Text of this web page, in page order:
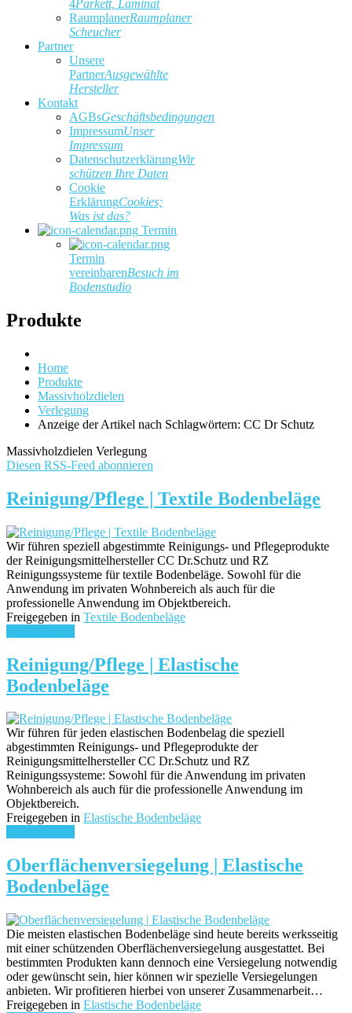
4Parkett, Laminat
RaumplanerRaumplaner
Scheucher
Partner
Unsere
PartnerAusgewählte
Hersteller
Kontakt
AGBsGeschäftsbedingungen
ImpressumUnser
Impressum
DatenschutzerklärungWir
schützen Ihre Daten
Cookie
ErklärungCookies;
Was ist das?
Termin
Termin
vereinbarenBesuch im
Bodenstudio
Produkte
Home
Produkte
Massivholzdielen
Verlegung
Anzeige der Artikel nach Schlagwörtern: CC Dr Schutz
Massivholzdielen Verlegung
Diesen RSS-Feed abonnieren
Reinigung/Pflege | Textile Bodenbeläge
Wir führen speziell abgestimmte Reinigungs- und Pflegeprodukte
der Reinigungsmittelhersteller CC Dr.Schutz und RZ
Reinigungssysteme für textile Bodenbeläge. Sowohl für die
Anwendung im privaten Wohnbereich als auch für die
professionelle Anwendung im Objektbereich.
Freigegeben in Textile Bodenbeläge
Reinigung/Pflege | Elastische
Bodenbeläge
Wir führen für jeden elastischen Bodenbelag die speziell
abgestimmten Reinigungs- und Pflegeprodukte der
Reinigungsmittelhersteller CC Dr.Schutz und RZ
Reinigungssysteme: Sowohl für die Anwendung im privaten
Wohnbereich als auch für die professionelle Anwendung im
Objektbereich.
Freigegeben in Elastische Bodenbeläge
Oberflächenversiegelung | Elastische
Bodenbeläge
Die meisten elastischen Bodenbeläge sind heute bereits werksseitig
mit einer schützenden Oberflächenversiegelung ausgestattet. Bei
bestimmten Produkten kann dennoch eine Versiegelung notwendig
oder gewünscht sein, hier können wir spezielle Versiegelungen
anbieten. Wir profitieren hierbei von unserer Zusammenarbeit…
Freigegeben in Elastische Bodenbeläge